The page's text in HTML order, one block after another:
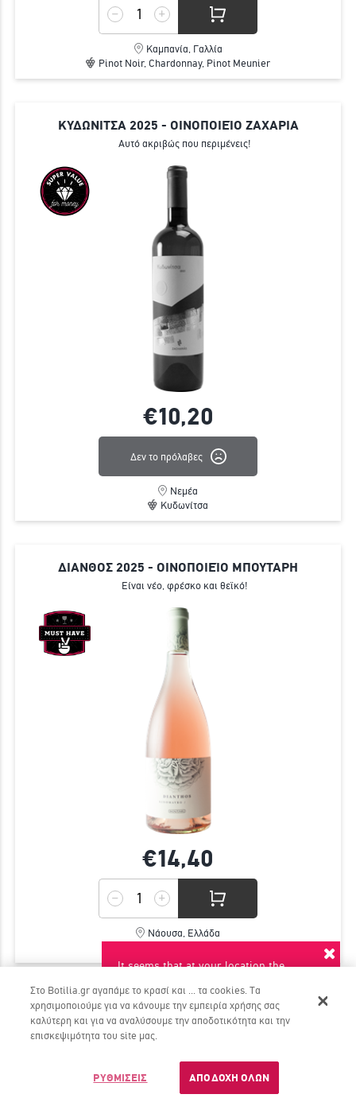
It seems that at your location the
want to switch to this language?
Dont ask again
Καμπανία, Γαλλία
Pinot Noir, Chardonnay, Pinot Meunier
ΚΥΔΩΝΙΤΣΑ 2025 - ΟΙΝΟΠΟΙΕΊΟ ΖΑΧΑΡΙΑ
Αυτό ακριβώς που περιμένεις!
€10,20
Δεν το πρόλαβες
Νεμέα
Κυδωνίτσα
ΔΙΑΝΘΟΣ 2025 - ΟΙΝΟΠΟΙΕΊΟ ΜΠΟΥΤΑΡΗ
Είναι νέο, φρέσκο και θεϊκό!
€14,40
Νάουσα, Ελλάδα
ΜΑΛΑΓΟΥΖΙΑ 2025 - ΚΤΗΜΑ ΓΕΡΟΒΑΣΙΛΕΙΟΥ
Αν θες κάτι κλασικό, αλλα και Best in Show στα Decanter 2025,
τότε η Μαλαγουζιά του Κτήματος Γεροβασιλείου είναι για σένα
Στο Botilia.gr αγαπάμε το κρασί και ... τα cookies. Τα
χρησιμοποιούμε για να κάνουμε την εμπειρία χρήσης σας
καλύτερη και για να αναλύσουμε την αποδοτικότητα και την
επισκεψιμότητα του site μας.
ΡΥΘΜΙΣΕΙΣ ΑΠΟΔΟΧΗ ΟΛΩΝ